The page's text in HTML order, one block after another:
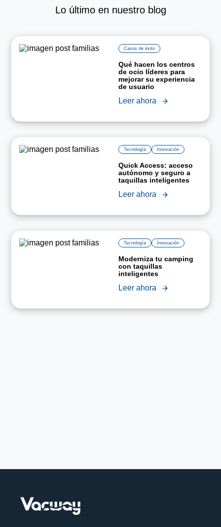
Lo último en nuestro blog
Casos de éxito
Qué hacen los centros
de ocio líderes para
mejorar su experiencia
de usuario
Leer ahora
Tecnología Innovación
Quick Access: acceso
autónomo y seguro a
taquillas inteligentes
Leer ahora
Tecnología Innovación
Moderniza tu camping
con taquillas
inteligentes
Leer ahora